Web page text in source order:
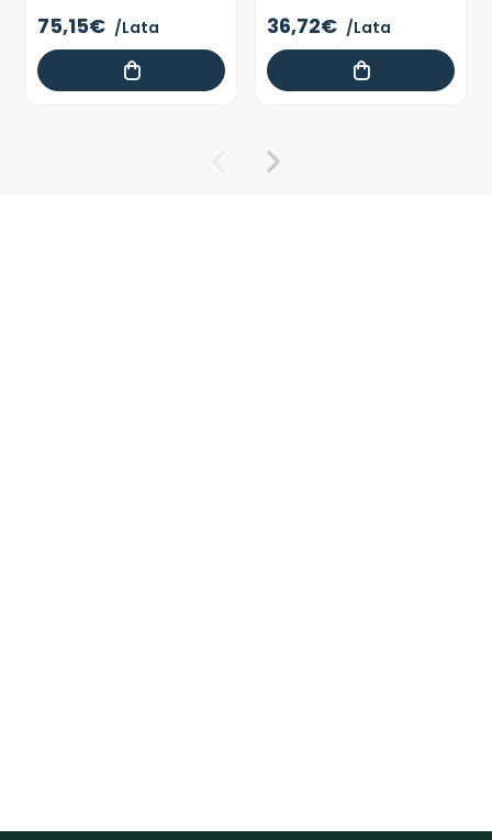
75,15€ /Lata 36,72€ /Lata